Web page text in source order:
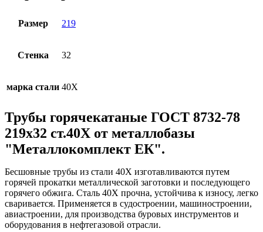
Размер 219
Стенка 32
марка стали 40Х
Трубы горячекатаные ГОСТ 8732-78
219x32 ст.40Х от металлобазы
"Металлокомплект ЕК".
Бесшовные трубы из стали 40Х изготавливаются путем
горячей прокатки металлической заготовки и последующего
горячего обжига. Сталь 40Х прочна, устойчива к износу, легко
сваривается. Применяется в судостроении, машиностроении,
авиастроении, для производства буровых инструментов и
оборудования в нефтегазовой отрасли.